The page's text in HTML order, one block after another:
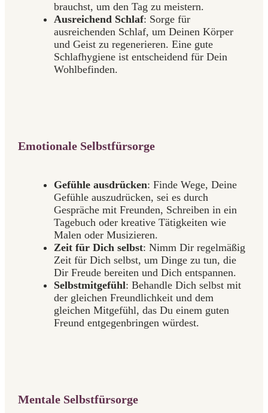
brauchst, um den Tag zu meistern.
Ausreichend Schlaf: Sorge für
ausreichenden Schlaf, um Deinen Körper
und Geist zu regenerieren. Eine gute
Schlafhygiene ist entscheidend für Dein
Wohlbefinden.
Emotionale Selbstfürsorge
Gefühle ausdrücken: Finde Wege, Deine
Gefühle auszudrücken, sei es durch
Gespräche mit Freunden, Schreiben in ein
Tagebuch oder kreative Tätigkeiten wie
Malen oder Musizieren.
Zeit für Dich selbst: Nimm Dir regelmäßig
Zeit für Dich selbst, um Dinge zu tun, die
Dir Freude bereiten und Dich entspannen.
Selbstmitgefühl: Behandle Dich selbst mit
der gleichen Freundlichkeit und dem
gleichen Mitgefühl, das Du einem guten
Freund entgegenbringen würdest.
Mentale Selbstfürsorge